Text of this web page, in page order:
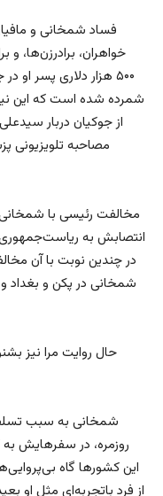
فساد شمخانی و
خواهران، برادرزن‌ها،
۵۰۰ هزار دلاری پسر
شمرده شده است که این
از جوکیان دربار
مصاحبه تلویزیونی
مخالفت رئیسی با شمخانی
انتصابش به
در چندین نوبت با آن
شمخانی در پکن و بغداد و
حال روایت مرا نیز
شمخانی به سبب تسلط
روزمره، در سفرهایش
این کشورها گاه
از فرد باتجربه‌ای مثل او